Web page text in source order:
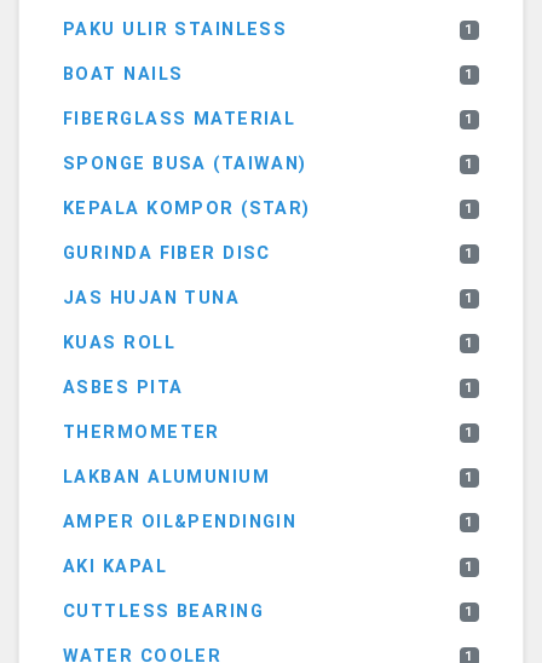
PAKU ULIR STAINLESS 1
BOAT NAILS 1
FIBERGLASS MATERIAL 1
SPONGE BUSA (TAIWAN) 1
KEPALA KOMPOR (STAR) 1
GURINDA FIBER DISC 1
JAS HUJAN TUNA 1
KUAS ROLL 1
ASBES PITA 1
THERMOMETER 1
LAKBAN ALUMUNIUM 1
AMPER OIL&PENDINGIN 1
AKI KAPAL 1
CUTTLESS BEARING 1
WATER COOLER 1